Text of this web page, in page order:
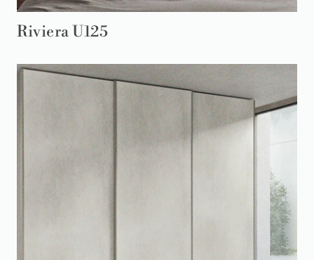
Riviera U125